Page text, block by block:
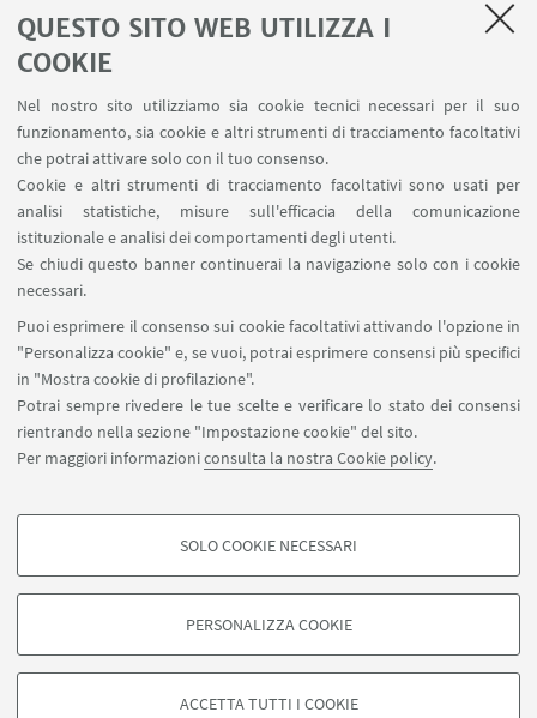
QUESTO SITO WEB UTILIZZA I
COOKIE
Nel nostro sito utilizziamo sia cookie tecnici necessari per il suo
funzionamento, sia cookie e altri strumenti di tracciamento facoltativi
che potrai attivare solo con il tuo consenso.
Cookie e altri strumenti di tracciamento facoltativi sono usati per
analisi statistiche, misure sull'efficacia della comunicazione
istituzionale e analisi dei comportamenti degli utenti.
Se chiudi questo banner continuerai la navigazione solo con i cookie
necessari.
Puoi esprimere il consenso sui cookie facoltativi attivando l'opzione in
"Personalizza cookie" e, se vuoi, potrai esprimere consensi più specifici
in "Mostra cookie di profilazione".
Potrai sempre rivedere le tue scelte e verificare lo stato dei consensi
rientrando nella sezione "Impostazione cookie" del sito.
Per maggiori informazioniconsulta la nostra Cookie policy.
COOKIE DI PROFILAZIONE - FACOLTATIVI
degli utenti, creare profili in base al loro comportamento sul sito, per analisi
di marketing.
SOLO COOKIE NECESSARI
PERSONALIZZA COOKIE
ACCETTA TUTTI I COOKIE
progetti
La Commissione giudicatrice sceglierà i migliori 10
“Sìcura-settimana della sicurezza” nel periodo 21-
25 ottobre. I premi, di1.500euro ciascuno, saranno
assegnati ai primi due prodotti, uno di tipologia A e
uno di tipologia B.
COME PARTECIPARE
Consulta il bando
Contattaci